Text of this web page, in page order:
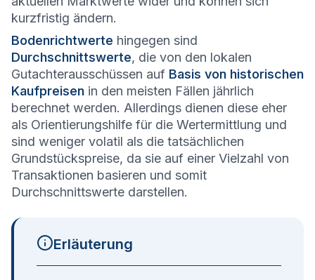
kurzfristig ändern.
Bodenrichtwerte hingegen sind
Durchschnittswerte, die von den lokalen
Gutachterausschüssen auf Basis von historischen
Kaufpreisen in den meisten Fällen jährlich
berechnet werden. Allerdings dienen diese eher
als Orientierungshilfe für die Wertermittlung und
sind weniger volatil als die tatsächlichen
Grundstückspreise, da sie auf einer Vielzahl von
Transaktionen basieren und somit
Durchschnittswerte darstellen.
Erläuterung